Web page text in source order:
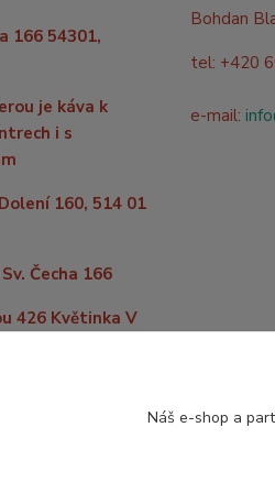
166 54301,
je káva k
i s
160, 514 01
Čecha 166
426 Květinka V
Bohdan
tel: +420
e-mail:
Náš e-shop a